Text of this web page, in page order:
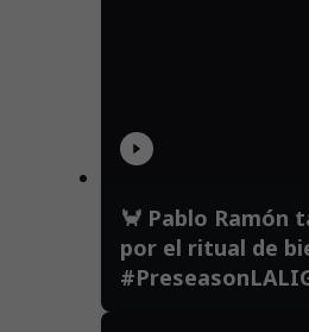
🦀 Pablo Ramón
por el ritual de